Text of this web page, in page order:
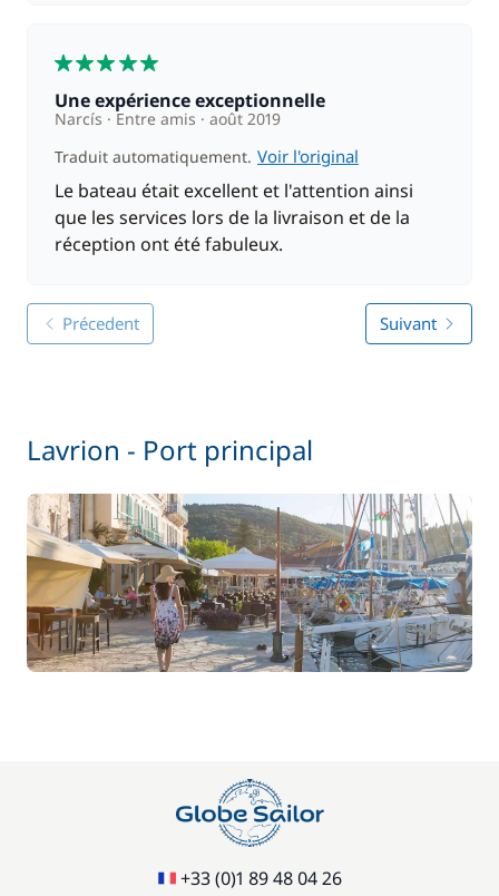
Une expérience exceptionnelle
Narcís Entre amis
août 2019
Traduit automatiquement. Voir l'original
Le bateau était excellent et l'attention ainsi
que les services lors de la livraison et de la
réception ont été fabuleux.
Précedent Suivant
Lavrion - Port principal
+33 (0)1 89 48 04 26